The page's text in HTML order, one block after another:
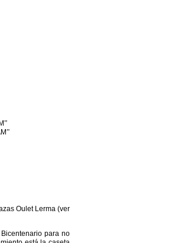
”
”
Oulet Lerma (ver
para no